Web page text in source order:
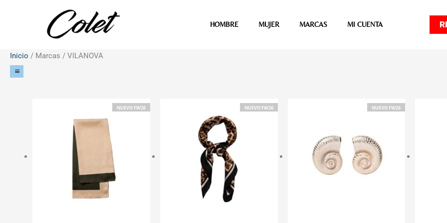
HOMBRE MUJER MARCAS MI CUENTA
Inicio / Marcas / VILANOVA
NUEVO FW26 NUEVO FW26 NUEVO FW26